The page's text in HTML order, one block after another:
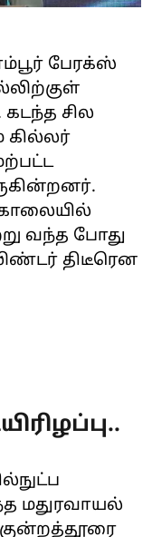
பேரக்ஸ்
கடந்த சில
கில்லர்
வந்த போது
திடீரென
மதுரவாயல்
குன்றத்தூரை